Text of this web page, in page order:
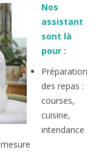
Nos
assistant
sont là
pour :
Préparation
des repas :
courses,
cuisine,
intendance